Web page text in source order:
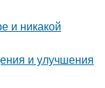
и никакой
и улучшения